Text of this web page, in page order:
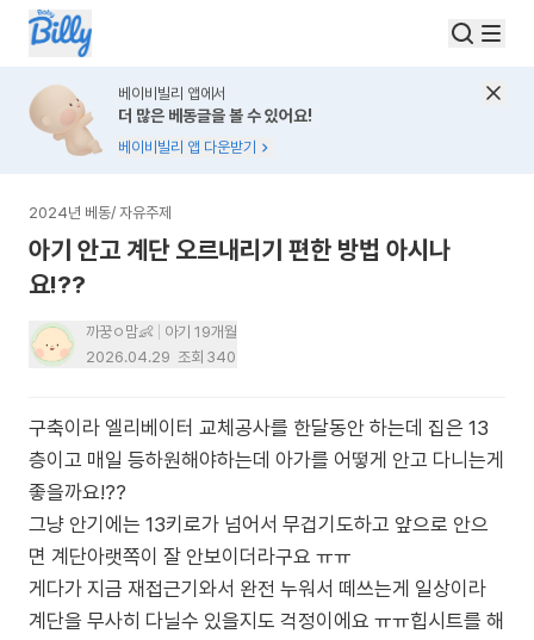
베이비빌리 앱에서
더 많은 베동글을 볼 수 있어요!
베이비빌리 앱 다운받기
2024년 베동/ 자유주제
아기 안고 계단 오르내리기 편한 방법 아시나
요!??
까꿍ㅇ맘👶
아기 19개월
2026.04.29 조회 340
구축이라 엘리베이터 교체공사를 한달동안 하는데 집은 13
층이고 매일 등하원해야하는데 아가를 어떻게 안고 다니는게
좋을까요!??
그냥 안기에는 13키로가 넘어서 무겁기도하고 앞으로 안으
면 계단아랫쪽이 잘 안보이더라구요 ㅠㅠ
게다가 지금 재접근기와서 완전 누워서 떼쓰는게 일상이라
계단을 무사히 다닐수 있을지도 걱정이에요 ㅠㅠ힙시트를 해